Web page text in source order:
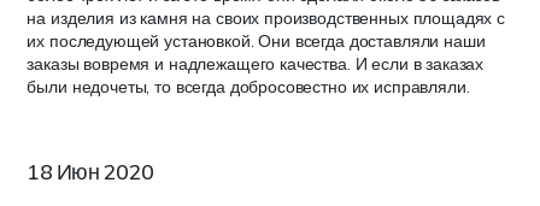
на изделия из камня на своих производственных площадях с
их последующей установкой. Они всегда доставляли наши
заказы вовремя и надлежащего качества. И если в заказах
были недочеты, то всегда добросовестно их исправляли.
18 Июн 2020